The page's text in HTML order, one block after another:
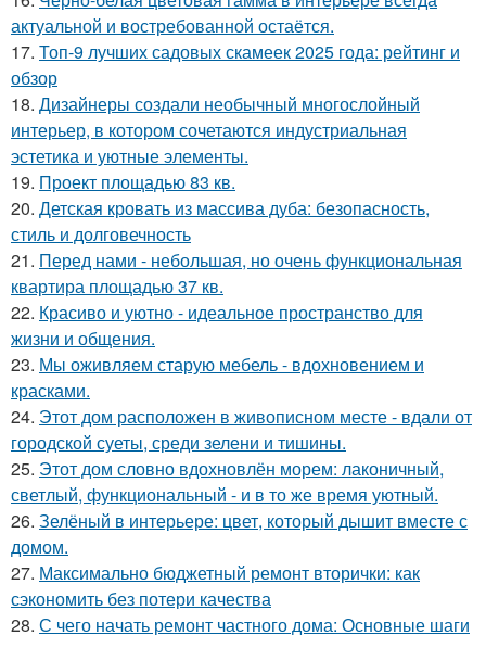
актуальной и востребованной остаётся.
17. Топ-9 лучших садовых скамеек 2025 года: рейтинг и
обзор
18. Дизайнеры создали необычный многослойный
интерьер, в котором сочетаются индустриальная
эстетика и уютные элементы.
19. Проект площадью 83 кв.
20. Детская кровать из массива дуба: безопасность,
стиль и долговечность
21. Перед нами - небольшая, но очень функциональная
квартира площадью 37 кв.
22. Красиво и уютно - идеальное пространство для
жизни и общения.
23. Мы оживляем старую мебель - вдохновением и
красками.
24. Этот дом расположен в живописном месте - вдали от
городской суеты, среди зелени и тишины.
25. Этот дом словно вдохновлён морем: лаконичный,
светлый, функциональный - и в то же время уютный.
26. Зелёный в интерьере: цвет, который дышит вместе с
домом.
27. Максимально бюджетный ремонт вторички: как
сэкономить без потери качества
28. С чего начать ремонт частного дома: Основные шаги